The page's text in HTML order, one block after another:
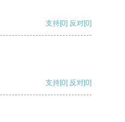
支持[0] 反对[0]
支持[0] 反对[0]